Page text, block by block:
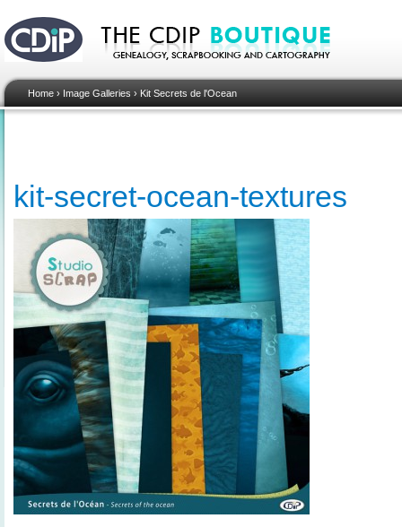
Home › Image Galleries › Kit Secrets de l'Ocean
kit-secret-ocean-textures